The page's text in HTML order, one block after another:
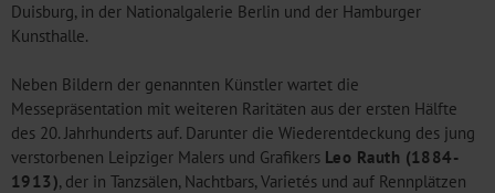
Duisburg, in der Nationalgalerie Berlin und der Hamburger
Kunsthalle.
Neben Bildern der genannten Künstler wartet die
Messepräsentation mit weiteren Raritäten aus der ersten Hälfte
des 20. Jahrhunderts auf. Darunter die Wiederentdeckung des jung
verstorbenen Leipziger Malers und Grafikers Leo Rauth (1884-
1913), der in Tanzsälen, Nachtbars, Varietés und auf Rennplätzen